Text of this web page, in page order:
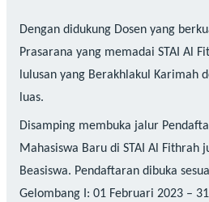
Dengan didukung Dosen yang
Prasarana yang memadai STAI Al
lulusan yang Berakhlakul Karimah
luas.
Disamping membuka jalur
Mahasiswa Baru di STAI Al Fithrah
Beasiswa. Pendaftaran dibuka
Gelombang I: 01 Februari 2023 –